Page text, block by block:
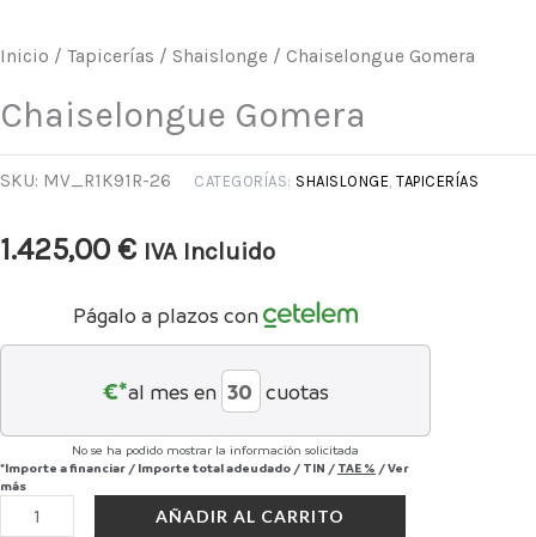
Inicio / Tapicerías / Shaislonge / Chaiselongue Gomera
Chaiselongue Gomera
SKU: MV_R1K91R-26 CATEGORÍAS: SHAISLONGE, TAPICERÍAS
1.425,00 € IVA Incluido
Págalo a plazos con
€*al mes en cuotas
No se ha podido mostrar la información solicitada
*Importe a financiar / Importe total adeudado / TIN / TAE % /Ver
más
AÑADIR AL CARRITO